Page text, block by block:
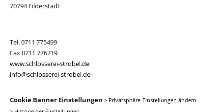
70794 Filderstadt
Tel. 0711 775499
Fax 0711 776719
www.schlosserei-strobel.de
info@schlosserei-strobel.de
Cookie Banner Einstellungen > Privatsphäre-Einstellungen ändern